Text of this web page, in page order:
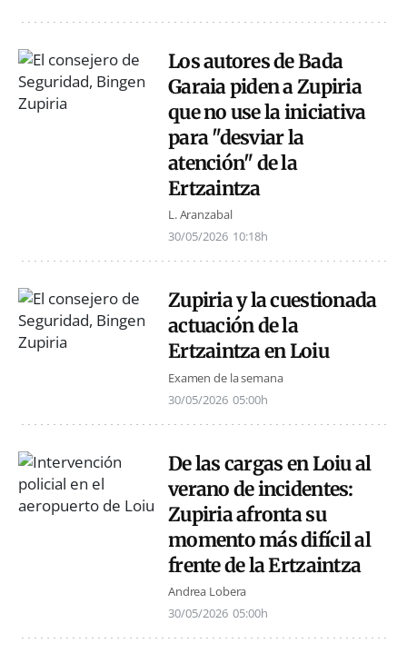
Los autores de Bada
Garaia piden a Zupiria
que no use la iniciativa
para "desviar la
atención" de la
Ertzaintza
L. Aranzabal
30/05/2026 10:18h
Zupiria y la cuestionada
actuación de la
Ertzaintza en Loiu
Examen de la semana
30/05/2026 05:00h
De las cargas en Loiu al
verano de incidentes:
Zupiria afronta su
momento más difícil al
frente de la Ertzaintza
Andrea Lobera
30/05/2026 05:00h